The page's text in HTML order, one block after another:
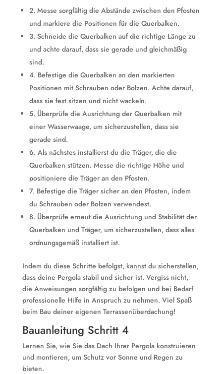
2. Messe sorgfältig die Abstände zwischen den Pfosten
und markiere die Positionen für die Querbalken.
3. Schneide die Querbalken auf die richtige Länge zu
und achte darauf, dass sie gerade und gleichmäßig
sind.
4. Befestige die Querbalken an den markierten
Positionen mit Schrauben oder Bolzen. Achte darauf,
dass sie fest sitzen und nicht wackeln.
5. Überprüfe die Ausrichtung der Querbalken mit
einer Wasserwaage, um sicherzustellen, dass sie
gerade sind.
6. Als nächstes installierst du die Träger, die die
Querbalken stützen. Messe die richtige Höhe und
positioniere die Träger an den Pfosten.
7. Befestige die Träger sicher an den Pfosten, indem
du Schrauben oder Bolzen verwendest.
8. Überprüfe erneut die Ausrichtung und Stabilität der
Querbalken und Träger, um sicherzustellen, dass alles
ordnungsgemäß installiert ist.
Indem du diese Schritte befolgst, kannst du sicherstellen,
dass deine Pergola stabil und sicher ist. Vergiss nicht,
die Anweisungen sorgfältig zu befolgen und bei Bedarf
professionelle Hilfe in Anspruch zu nehmen. Viel Spaß
beim Bau deiner eigenen Terrassenüberdachung!
Bauanleitung Schritt 4
Lernen Sie, wie Sie das Dach Ihrer Pergola konstruieren
und montieren, um Schutz vor Sonne und Regen zu
bieten.